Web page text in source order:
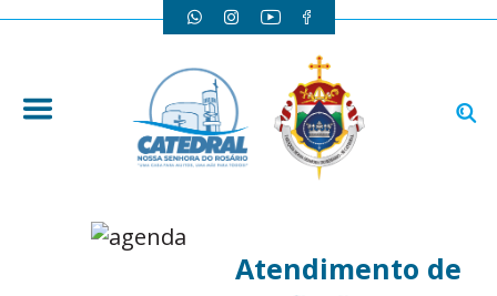
Atendimento de